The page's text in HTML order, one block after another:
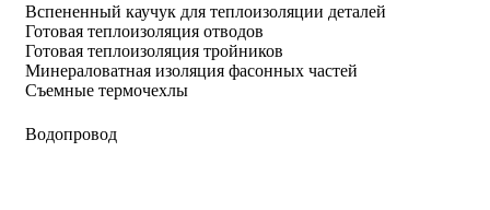
Вспененный каучук для теплоизоляции деталей
Готовая теплоизоляция отводов
Готовая теплоизоляция тройников
Минераловатная изоляция фасонных частей
Съемные термочехлы
Водопровод